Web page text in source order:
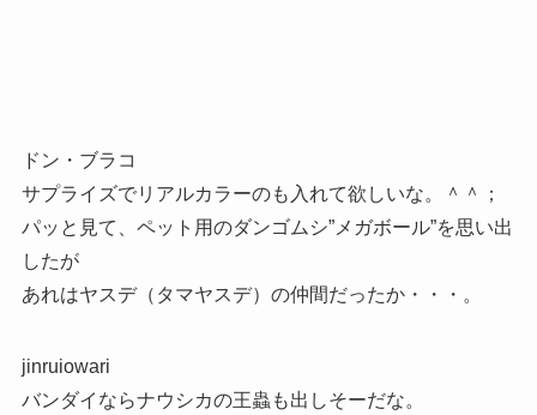
ドン・ブラコ
サプライズでリアルカラーのも入れて欲しいな。＾＾；
パッと見て、ペット用のダンゴムシ”メガボール”を思い出
したが
あれはヤスデ（タマヤスデ）の仲間だったか・・・。
jinruiowari
バンダイならナウシカの王蟲も出しそーだな。